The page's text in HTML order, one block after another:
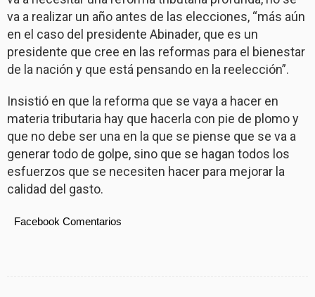
va a realizar un año antes de las elecciones, “más aún
en el caso del presidente Abinader, que es un
presidente que cree en las reformas para el bienestar
de la nación y que está pensando en la reelección”.
Insistió en que la reforma que se vaya a hacer en
materia tributaria hay que hacerla con pie de plomo y
que no debe ser una en la que se piense que se va a
generar todo de golpe, sino que se hagan todos los
esfuerzos que se necesiten hacer para mejorar la
calidad del gasto.
Facebook Comentarios